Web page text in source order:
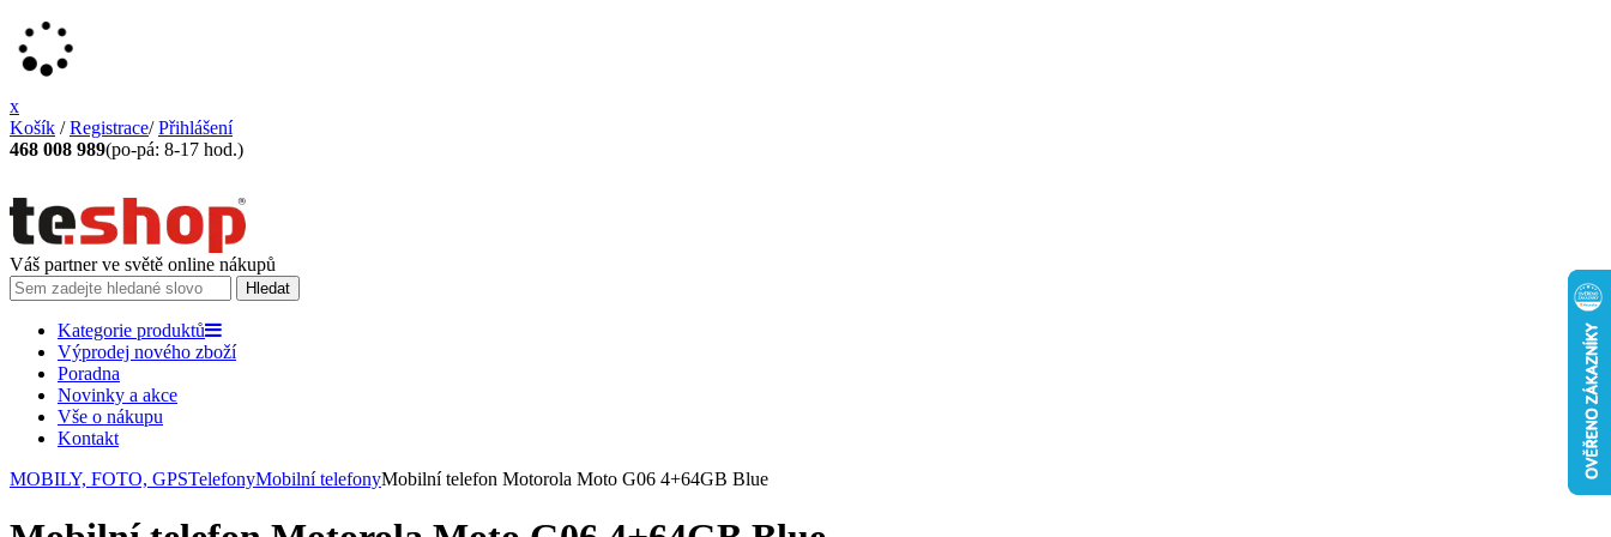
x
Košík / Registrace/ Přihlášení
468 008 989(po-pá: 8-17 hod.)
Váš partner ve světě online nákupů
Kategorie produktů
Výprodej nového zboží
Poradna
Novinky a akce
Vše o nákupu
Kontakt
MOBILY, FOTO, GPSTelefonyMobilní telefonyMobilní telefon Motorola Moto G06 4+64GB Blue